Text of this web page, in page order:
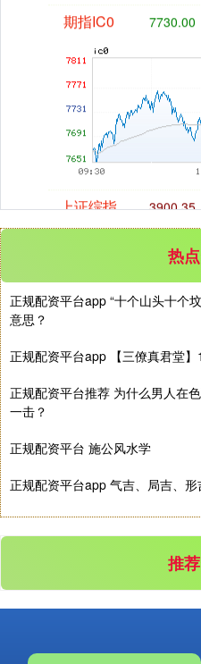
上证综指
沪深300 4651.31
热
正规配资平台app “十个山头十个
意思？
正规配资平台app 【三僚真君堂】
正规配资平台推荐 为什么男人在
一击？
正规配资平台 施公风水学
正规配资平台app 气吉、局吉、
推